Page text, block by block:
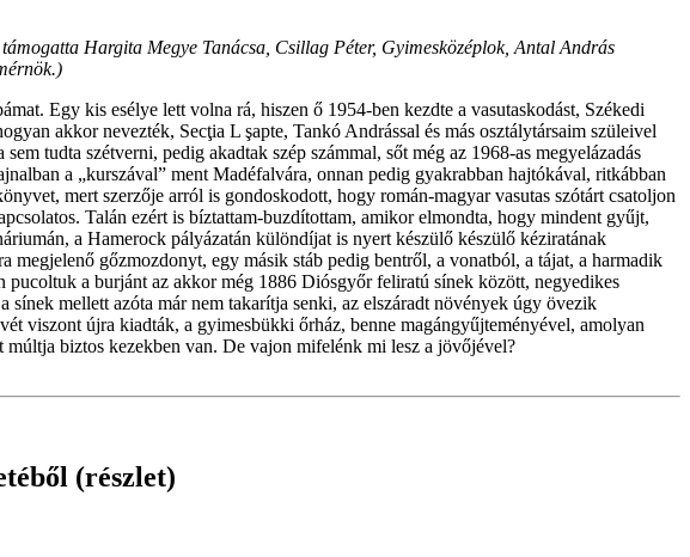
Hargita Megye Tanácsa, Csillag Péter, Gyimesközéplok, Antal András
Egy kis esélye lett volna rá, hiszen ő 1954-ben kezdte a vasutaskodást, Székedi
akkor nevezték, Secţia L şapte, Tankó Andrással és más osztálytársaim szüleivel
tudta szétverni, pedig akadtak szép számmal, sőt még az 1968-as megyelázadás
a „kurszával” ment Madéfalvára, onnan pedig gyakrabban hajtókával, ritkábban
mert szerzője arról is gondoskodott, hogy román-magyar vasutas szótárt csatoljon
Talán ezért is bíztattam-buzdítottam, amikor elmondta, hogy mindent gyűjt,
a Hamerock pályázatán különdíjat is nyert készülő készülő kéziratának
gőzmozdonyt, egy másik stáb pedig bentről, a vonatból, a tájat, a harmadik
a burjánt az akkor még 1886 Diósgyőr feliratú sínek között, negyedikes
mellett azóta már nem takarítja senki, az elszáradt növények úgy övezik
viszont újra kiadták, a gyimesbükki őrház, benne magángyűjteményével, amolyan
biztos kezekben van. De vajon mifelénk mi lesz a jövőjével?
(részlet)